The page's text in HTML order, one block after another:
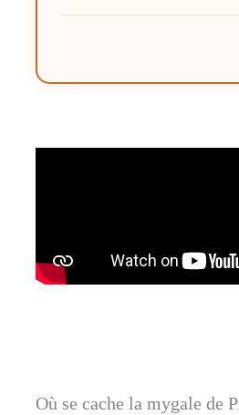
Où se cache la mygale de